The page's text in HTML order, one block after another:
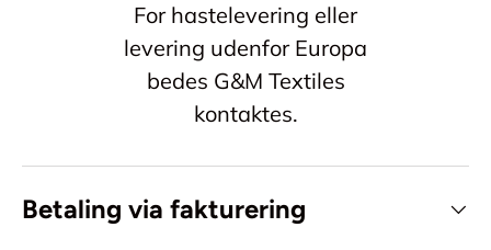
For hastelevering eller
levering udenfor Europa
bedes G&M Textiles
kontaktes.
Betaling via fakturering